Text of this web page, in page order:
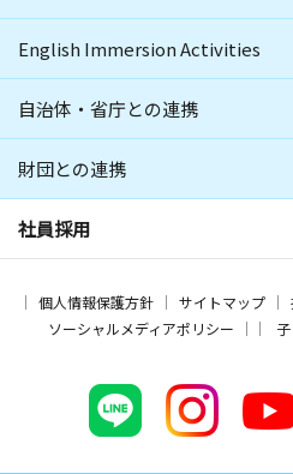
English Immersion Activities
自治体・省庁との連携
財団との連携
社員採用
個人情報保護方針 サイトマップ
ソーシャルメディアポリシー